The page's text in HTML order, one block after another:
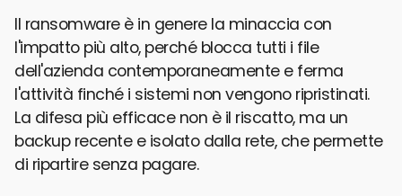
Il ransomware è in genere la minaccia con
l'impatto più alto, perché blocca tutti i file
dell'azienda contemporaneamente e ferma
l'attività finché i sistemi non vengono ripristinati.
La difesa più efficace non è il riscatto, ma un
backup recente e isolato dalla rete, che permette
di ripartire senza pagare.